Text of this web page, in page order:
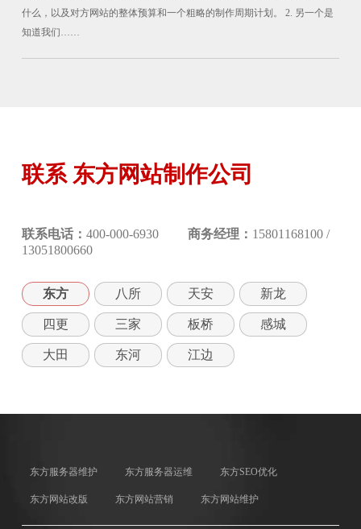
什么，以及对方网站的整体预算和一个粗略的制作周期计划。 2. 另一个是
知道我们……
联系 东方网站制作公司
联系电话： 400-000-6930 商务经理： 15801168100 /
13051800660
东方 八所 天安 新龙
四更 三家 板桥 感城
大田 东河 江边
东方服务器维护 东方服务器运维 东方SEO优化
东方网站改版 东方网站营销 东方网站维护